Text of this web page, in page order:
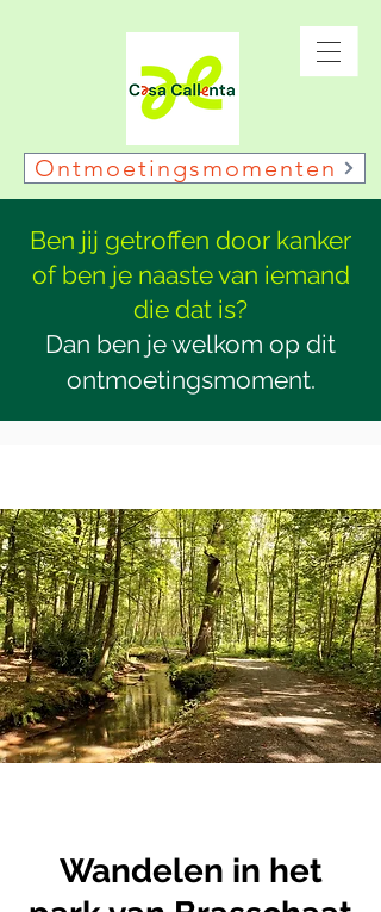
Ontmoetingsmomenten
Ben jij getroffen door kanker
of ben je naaste van iemand
die dat is?
Dan ben je welkom op dit
ontmoetingsmoment.
Wandelen in het